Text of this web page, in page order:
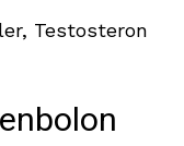
Testosteron